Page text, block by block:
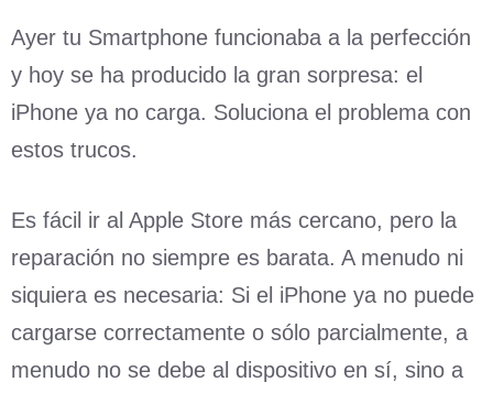
Ayer tu Smartphone funcionaba a la perfección
y hoy se ha producido la gran sorpresa: el
iPhone ya no carga. Soluciona el problema con
estos trucos.
Es fácil ir al Apple Store más cercano, pero la
reparación no siempre es barata. A menudo ni
siquiera es necesaria: Si el iPhone ya no puede
cargarse correctamente o sólo parcialmente, a
menudo no se debe al dispositivo en sí, sino a